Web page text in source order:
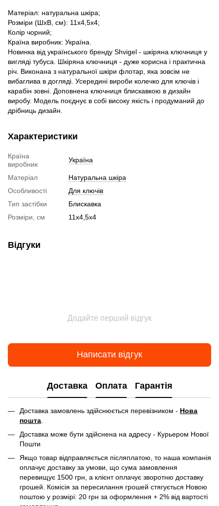
Матеріал: натуральна шкіра;
Розміри (ШхВ, см): 11х4,5х4;
Колір чорний;
Країна виробник: Україна.
Новинка від українського бренду Shvigel - шкіряна ключниця у
вигляді тубуса. Шкіряна ключниця - дуже корисна і практична
річ. Виконана з натуральної шкіри флотар, яка зовсім не
вибаглива в догляді. Усередині вироби колечко для ключів і
карабін зовні. Доповнена ключниця блискавкою в дизайн
виробу. Модель поєднує в собі високу якість і продуманий до
дрібниць дизайн.
Характеристики
Країна
виробник
Україна
Матеріал
Натуральна шкіра
Особливості
Для ключів
Тип застібки
Блискавка
Розміри, см
11х4,5х4
Відгуки
Додайте перший відгук
Написати відгук
Доставка Оплата Гарантія
Доставка замовлень здійснюється перевізником - Нова
пошта
Доставка може бути здійснена на адресу - Курьером Нової
Пошти
Якщо товар відправляється післяплатою, то наша компанія
оплачує доставку за умови, що сума замовлення
перевищує 1500 грн, а клієнт оплачує зворотню доставку
грошей. Комісія за пересилання грошей стягується Новою
поштою у розмірі: 20 грн за оформлення + 2% від вартості